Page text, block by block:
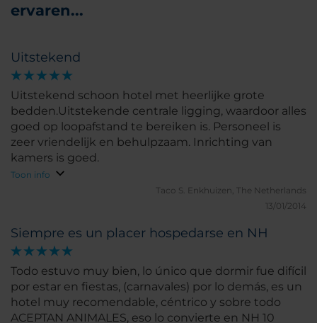
ervaren...
Uitstekend
Uitstekend schoon hotel met heerlijke grote
bedden.Uitstekende centrale ligging, waardoor alles
goed op loopafstand te bereiken is. Personeel is
zeer vriendelijk en behulpzaam. Inrichting van
kamers is goed.
Toon info
Taco S. Enkhuizen, The Netherlands
13/01/2014
Siempre es un placer hospedarse en NH
Todo estuvo muy bien, lo único que dormir fue difícil
por estar en fiestas, (carnavales) por lo demás, es un
hotel muy recomendable, céntrico y sobre todo
ACEPTAN ANIMALES, eso lo convierte en NH 10